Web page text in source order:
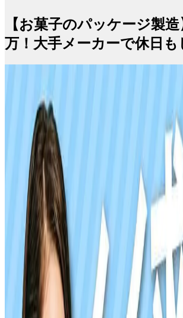
【お菓子のパッケージ製造
万！大手メーカーで休日